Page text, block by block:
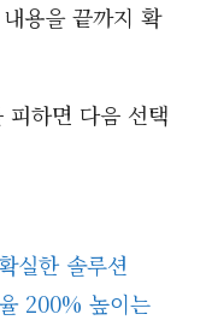
용을 끝까지 확
피하면 다음 선택
실한 솔루션
200% 높이는